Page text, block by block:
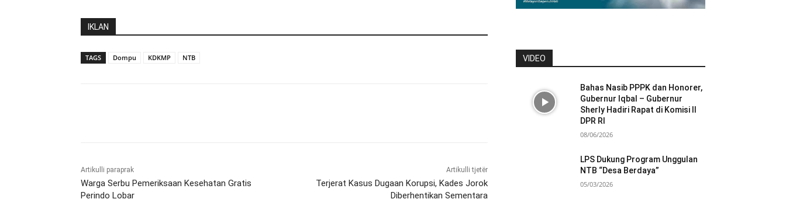
IKLAN
TAGS Dompu KDKMP NTB
Artikulli paraprak
Warga Serbu Pemeriksaan Kesehatan Gratis
Perindo Lobar
Artikulli tjetër
Terjerat Kasus Dugaan Korupsi, Kades Jorok
Diberhentikan Sementara
VIDEO
Bahas Nasib PPPK dan Honorer,
Gubernur Iqbal – Gubernur
Sherly Hadiri Rapat di Komisi II
DPR RI
08/06/2026
LPS Dukung Program Unggulan
NTB “Desa Berdaya”
05/03/2026